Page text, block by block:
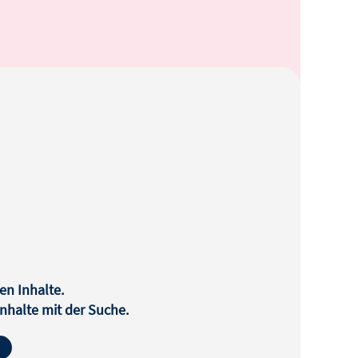
Inhalte.
mit der Suche.